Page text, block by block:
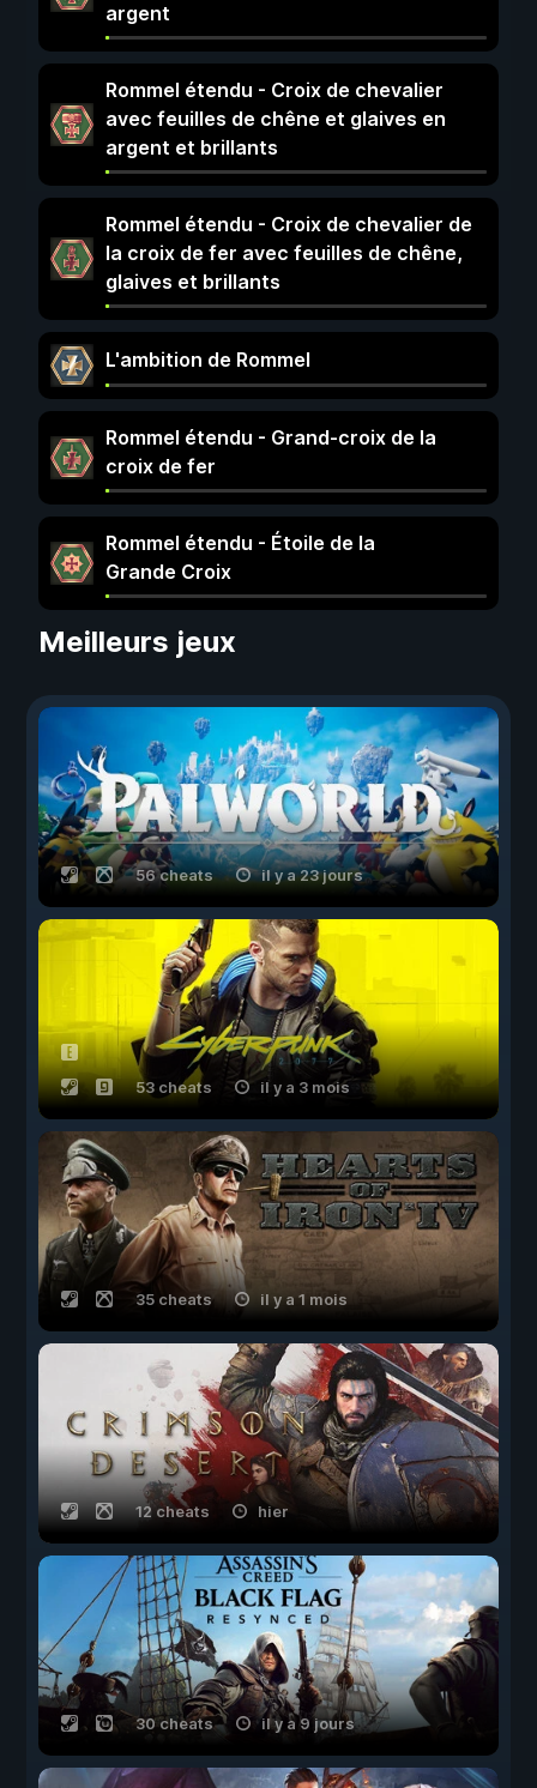
argent
Rommel étendu - Croix de chevalier
avec feuilles de chêne et glaives en
argent et brillants
Rommel étendu - Croix de chevalier de
la croix de fer avec feuilles de chêne,
glaives et brillants
L'ambition de Rommel
Rommel étendu - Grand-croix de la
croix de fer
Rommel étendu - Étoile de la
Grande Croix
Meilleurs jeux
56 cheats il y a 23 jours
53 cheats il y a 3 mois
35 cheats il y a 1 mois
12 cheats hier
30 cheats il y a 9 jours